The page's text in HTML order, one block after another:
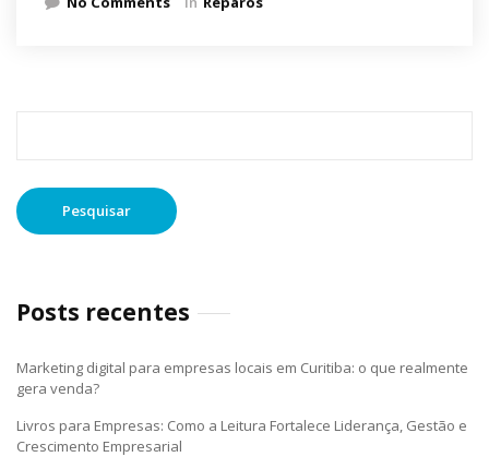
Posts recentes
Marketing digital para empresas locais em Curitiba: o que realmente
gera venda?
Livros para Empresas: Como a Leitura Fortalece Liderança, Gestão e
Crescimento Empresarial